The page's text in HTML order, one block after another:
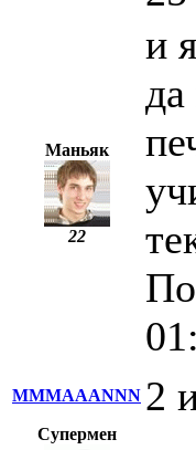
Маньяк
22
и
MMMAAANNN 2
Супермен